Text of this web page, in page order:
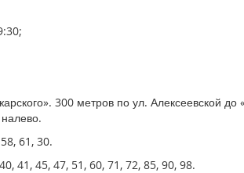
300 метров по ул. Алексеевской
61, 30.
41, 45, 47, 51, 60, 71, 72, 85, 90, 98.